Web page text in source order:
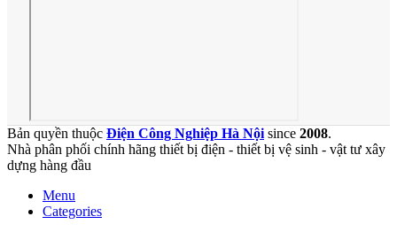
Bản quyền thuộc Điện Công Nghiệp Hà Nội since 2008.
Nhà phân phối chính hãng thiết bị điện - thiết bị vệ sinh - vật tư xây
dựng hàng đầu
Menu
Categories